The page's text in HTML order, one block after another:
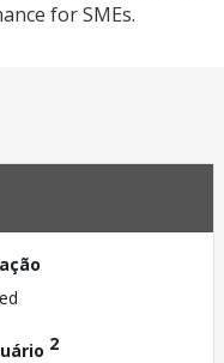
for SMEs.
2